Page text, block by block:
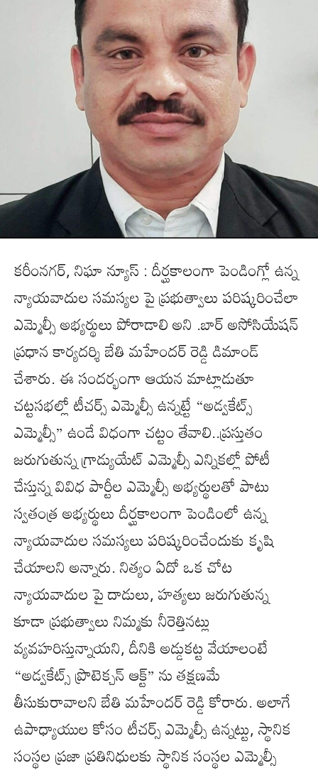
కరీంనగర్, నిఘా న్యూస్ : దీర్ఘకాలంగా పెండింగ్లో ఉన్న
న్యాయవాదుల సమస్యల పై ప్రభుత్వాలు పరిష్కరించేలా
ఎమ్మెల్సీ అభ్యర్థులు పోరాడాలి అని .బార్ అసోసియేషన్
ప్రధాన కార్యదర్శి బేతి మహేందర్ రెడ్డి డిమాండ్
చేశారు. ఈ సందర్భంగా ఆయన మాట్లాడుతూ
చట్టసభల్లో టీచర్స్ ఎమ్మెల్సీ ఉన్నట్టే “అడ్వకేట్స్
ఎమ్మెల్సీ” ఉండే విధంగా చట్టం తేవాలి..ప్రస్తుతం
జరుగుతున్న గ్రాడ్యుయేట్ ఎమ్మెల్సీ ఎన్నికల్లో పోటీ
చేస్తున్న వివిధ పార్టీల ఎమ్మెల్సీ అభ్యర్థులతో పాటు
స్వతంత్ర అభ్యర్థులు దీర్ఘకాలంగా పెండింలో ఉన్న
న్యాయవాదుల సమస్యలు పరిష్కరించేందుకు కృషి
చేయాలని అన్నారు. నిత్యం ఏదో ఒక చోట
న్యాయవాదుల పై దాడులు, హత్యలు జరుగుతున్న
కూడా ప్రభుత్వాలు నిమ్మకు నీరెత్తినట్లు
వ్యవహరిస్తున్నాయని, దీనికి అడ్డుకట్ట వేయాలంటే
“అడ్వకేట్స్ ప్రొటెక్చన్ ఆక్ట్” ను తక్షణమే
తీసుకురావాలని బేతి మహేందర్ రెడ్డి కోరారు. అలాగే
ఉపాధ్యాయుల కోసం టీచర్స్ ఎమ్మెల్సీ ఉన్నట్టు, స్థానిక
సంస్థల ప్రజా ప్రతినిధులకు స్థానిక సంస్థల ఎమ్మెల్సీ